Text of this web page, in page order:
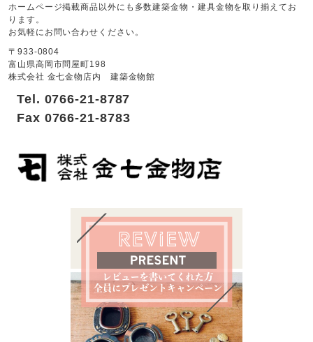
ホームページ掲載商品以外にも多数建築金物・建具金物を取り揃えてお
ります。
お気軽にお問い合わせください。
〒933-0804
富山県高岡市問屋町198
株式会社 金七金物店内 建築金物館
Tel. 0766-21-8787
Fax 0766-21-8783